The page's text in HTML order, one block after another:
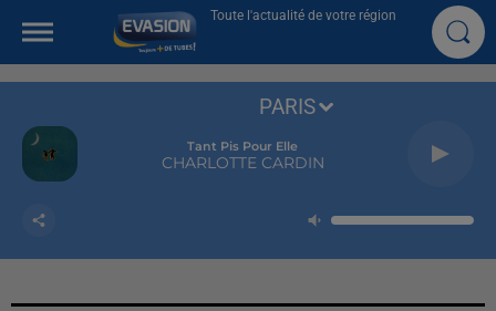
Toute l'actualité de votre région
Tant Pis Pour Elle
CHARLOTTE CARDIN
PARIS